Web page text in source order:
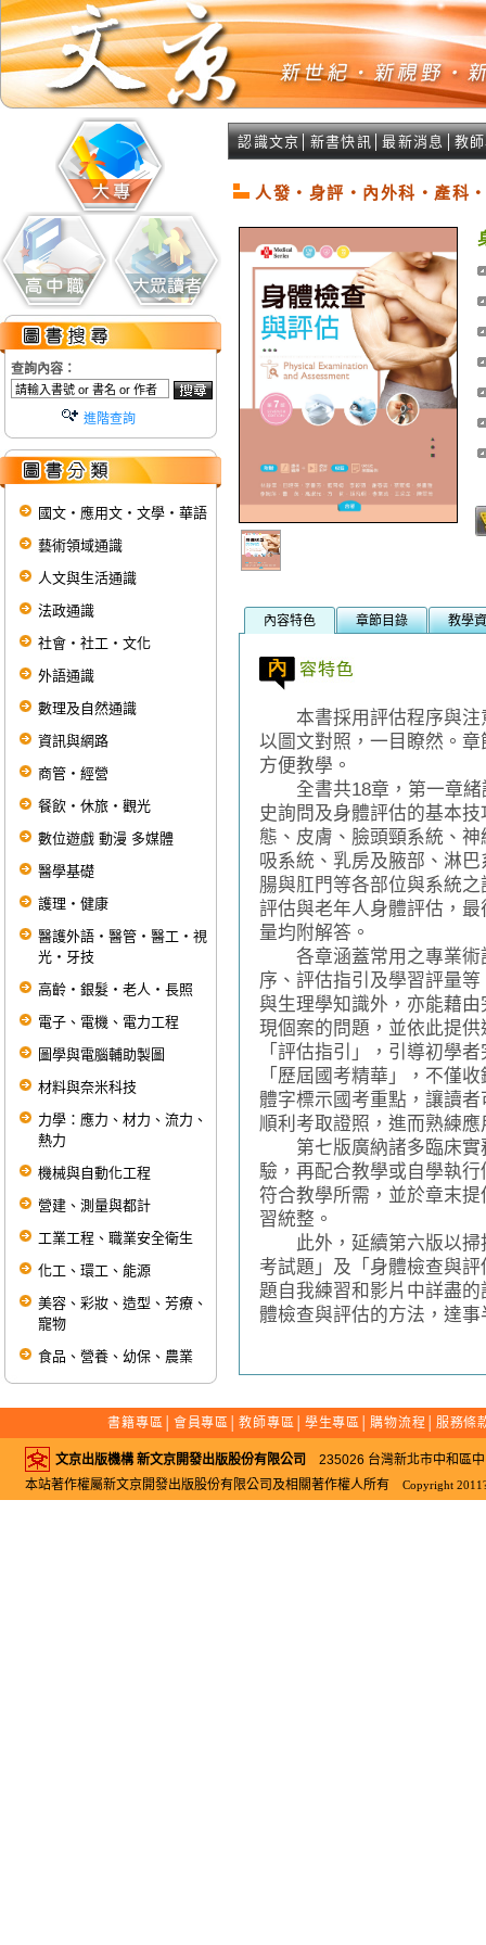
查詢內容：
進階查詢
國文‧應用文‧文學‧華語
藝術領域通識
人文與生活通識
法政通識
社會‧社工‧文化
外語通識
數理及自然通識
資訊與網路
商管‧經營
餐飲‧休旅‧觀光
數位遊戲 動漫 多媒體
醫學基礎
護理‧健康
醫護外語‧醫管‧醫工‧視
光‧牙技
高齡‧銀髮‧老人‧長照
電子、電機、電力工程
圖學與電腦輔助製圖
材料與奈米科技
力學：應力、材力、流力、
熱力
機械與自動化工程
營建、測量與都計
工業工程、職業安全衛生
化工、環工、能源
美容、彩妝、造型、芳療、
寵物
食品、營養、幼保、農業
認識文京 新書快訊 │最新消息 教
人發‧身評‧內外科‧產科
內容特色 章節目錄 教學
本書採用評估程序與注
以圖文對照，一目瞭然。
方便教學。
全書共18章，第一章緒
史詢問及身體評估的基本
態、皮膚、臉頭頸系統、
吸系統、乳房及腋部、淋
腸與肛門等各部位與系統
評估與老年人身體評估，
量均附解答。
各章涵蓋常用之專業術
序、評估指引及學習評量
與生理學知識外，亦能藉
現個案的問題，並依此提
「評估指引」，引導初學
「歷屆國考精華」，不僅
體字標示國考重點，讓讀
順利考取證照，進而熟練
第七版廣納諸多臨床實
驗，再配合教學或自學執
符合教學所需，並於章末
習統整。
此外，延續第六版以掃
考試題」及「身體檢查與
題自我練習和影片中詳盡
體檢查與評估的方法，達
書籍專區 會員專區 │教師專區 學生專區 購物流程 服務條
文京出版機構 新文京開發出版股份有限公司
235026 台灣新北市中和區
本站著作權屬新文京開發出版股份有限公司及相關著作權人所有
Copyright